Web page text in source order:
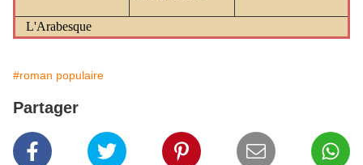
L'Arabesque
#roman populaire
Partager